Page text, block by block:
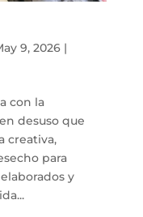
9, 2026|
con la
desuso que
creativa,
para
y